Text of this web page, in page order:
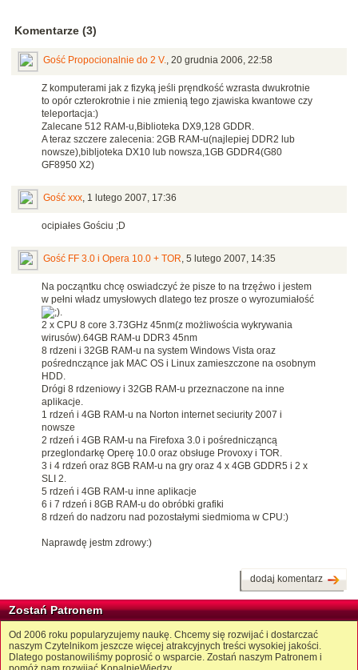
Komentarze (3)
Gość Propocionalnie do 2 V., 20 grudnia 2006, 22:58
Z komputerami jak z fizyką jeśli pręndkość wzrasta dwukrotnie
to opór czterokrotnie i nie zmienią tego zjawiska kwantowe czy
teleportacja:)
Zalecane 512 RAM-u,Biblioteka DX9,128 GDDR.
A teraz szczere zalecenia: 2GB RAM-u(najlepiej DDR2 lub
nowsze),bibljoteka DX10 lub nowsza,1GB GDDR4(G80
GF8950 X2)
Gość xxx, 1 lutego 2007, 17:36
ocipiałes Gościu ;D
Gość FF 3.0 i Opera 10.0 + TOR, 5 lutego 2007, 14:35
Na począntku chcę oswiadczyć że pisze to na trzęźwo i jestem
w pełni władz umysłowych dlatego tez prosze o wyrozumiałość
.
2 x CPU 8 core 3.73GHz 45nm(z możliwościa wykrywania
wirusów).64GB RAM-u DDR3 45nm
8 rdzeni i 32GB RAM-u na system Windows Vista oraz
pośredncząnce jak MAC OS i Linux zamieszczone na osobnym
HDD.
Drógi 8 rdzeniowy i 32GB RAM-u przeznaczone na inne
aplikacje.
1 rdzeń i 4GB RAM-u na Norton internet seciurity 2007 i
nowsze
2 rdzeń i 4GB RAM-u na Firefoxa 3.0 i pośrednicząncą
przeglondarkę Operę 10.0 oraz obsługe Provoxy i TOR.
3 i 4 rdzeń oraz 8GB RAM-u na gry oraz 4 x 4GB GDDR5 i 2 x
SLI 2.
5 rdzeń i 4GB RAM-u inne aplikacje
6 i 7 rdzeń i 8GB RAM-u do obróbki grafiki
8 rdzeń do nadzoru nad pozostałymi siedmioma w CPU:)
Naprawdę jestm zdrowy:)
dodaj komentarz
Zostań Patronem
Od 2006 roku popularyzujemy naukę. Chcemy się rozwijać i dostarczać
naszym Czytelnikom jeszcze więcej atrakcyjnych treści wysokiej jakości.
Dlatego postanowiliśmy poprosić o wsparcie. Zostań naszym Patronem i